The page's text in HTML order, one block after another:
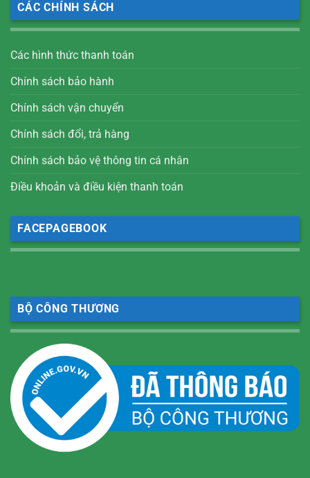
CÁC CHÍNH SÁCH
Các hình thức thanh toán
Chính sách bảo hành
Chính sách vận chuyển
Chính sách đổi, trả hàng
Chính sách bảo vệ thông tin cá nhân
Điều khoản và điều kiện thanh toán
FACEPAGEBOOK
BỘ CÔNG THƯƠNG